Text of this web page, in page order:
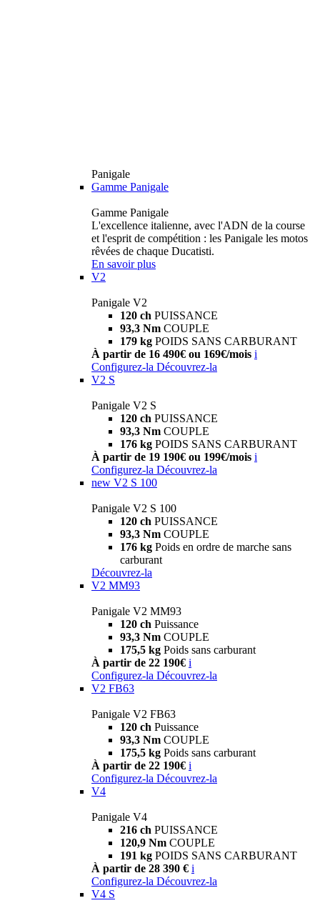
Panigale
Gamme Panigale
Gamme Panigale
L'excellence italienne, avec l'ADN de la course
et l'esprit de compétition : les Panigale les motos
rêvées de chaque Ducatisti.
En savoir plus
V2
Panigale V2
120 ch PUISSANCE
93,3 Nm COUPLE
179 kg POIDS SANS CARBURANT
À partir de 16 490€ ou 169€/mois i
Configurez-la Découvrez-la
V2 S
Panigale V2 S
120 ch PUISSANCE
93,3 Nm COUPLE
176 kg POIDS SANS CARBURANT
À partir de 19 190€ ou 199€/mois i
Configurez-la Découvrez-la
new V2 S 100
Panigale V2 S 100
120 ch PUISSANCE
93,3 Nm COUPLE
176 kg Poids en ordre de marche sans
carburant
Découvrez-la
V2 MM93
Panigale V2 MM93
120 ch Puissance
93,3 Nm COUPLE
175,5 kg Poids sans carburant
À partir de 22 190€ i
Configurez-la Découvrez-la
V2 FB63
Panigale V2 FB63
120 ch Puissance
93,3 Nm COUPLE
175,5 kg Poids sans carburant
À partir de 22 190€ i
Configurez-la Découvrez-la
V4
Panigale V4
216 ch PUISSANCE
120,9 Nm COUPLE
191 kg POIDS SANS CARBURANT
À partir de 28 390 € i
Configurez-la Découvrez-la
V4 S